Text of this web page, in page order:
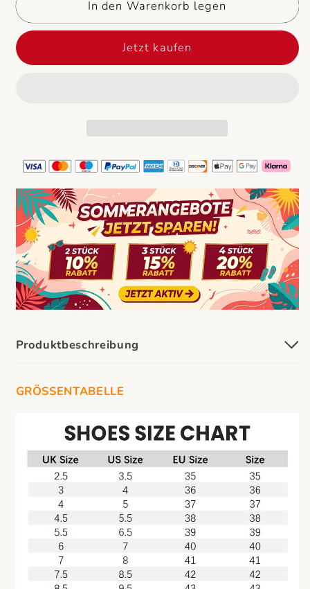
dickem
Spitze
mit
dickem
Spitze
In den Warenkorb legen
Jetzt kaufen
Produktbeschreibung
GRÖSSENTABELLE